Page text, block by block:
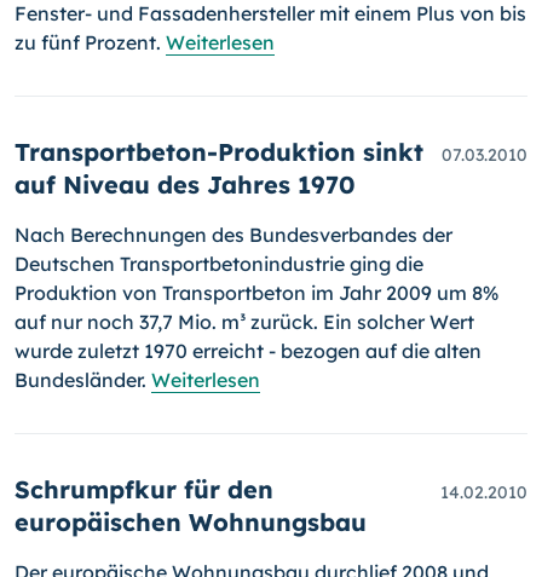
Fenster- und Fassa­den­hersteller mit einem Plus von bis
zu fünf Prozent. Weiterlesen
Transportbeton-Produktion sinkt
auf Niveau des Jahres 1970
07.03.2010
Nach Berechnungen des Bundesverbandes der
Deutschen Transport­be­ton­industrie ging die
Produktion von Transportbeton im Jahr 2009 um 8%
auf nur noch 37,7 Mio. m³ zurück. Ein solcher Wert
wurde zuletzt 1970 erreicht - bezogen auf die alten
Bundesländer. Weiterlesen
Schrumpfkur für den
europäischen Wohnungsbau
14.02.2010